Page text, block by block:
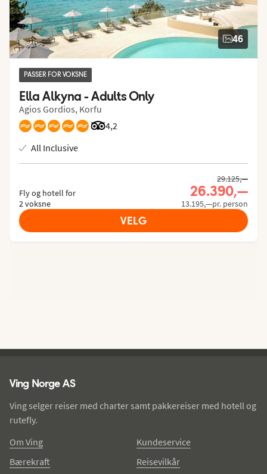
46
PASSER FOR VOKSNE
Ella Alkyna - Adults Only
Agios Gordios, Korfu
4,2
Vurdering fra Tripadvisor: 4.2 of 5
All Inclusive
Fly og hotell for
2 voksne
29.125,—
26.390,—
13.195,—pr. person
VELG
Ving Norge AS
Ving selger reiser med charter samt pakkereiser med hotell og
rutefly.
Om Ving
Bærekraft
Kundeservice
Reisevilkår